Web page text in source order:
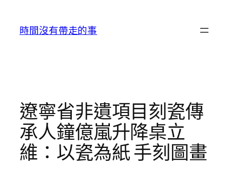
時間沒有帶走的事
遼寧省非遺項目刻瓷傳
承人鐘億嵐升降桌立
維：以瓷為紙 手刻圖畫